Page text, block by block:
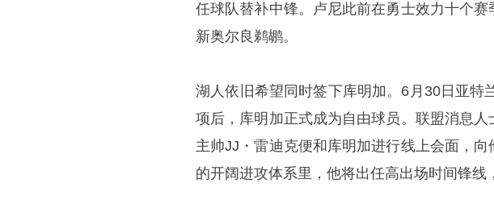
任球队替补中锋。卢尼此前在勇士效力十个
新奥尔良鹈鹕。
湖人依旧希望同时签下库明加。6月30日亚特
项后，库明加正式成为自由球员。联盟消息
主帅JJ・雷迪克便和库明加进行线上会面，
的开阔进攻体系里，他将出任高出场时间锋